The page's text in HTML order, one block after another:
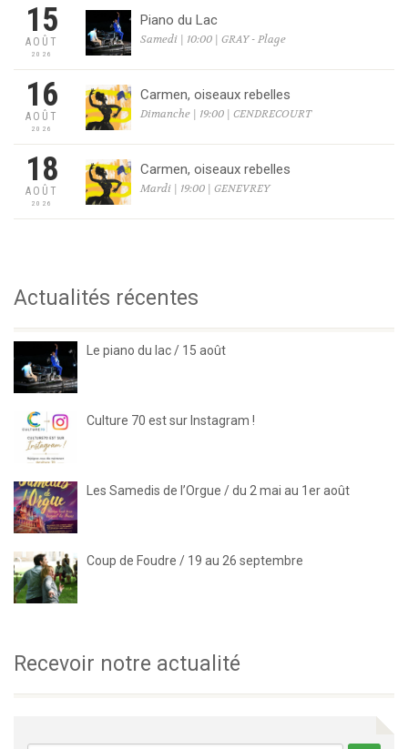
15
AOÛT
2026
Piano du Lac
Samedi | 10:00 | GRAY - Plage
16
AOÛT
2026
Carmen, oiseaux rebelles
Dimanche | 19:00 | CENDRECOURT
18
AOÛT
2026
Carmen, oiseaux rebelles
Mardi | 19:00 | GENEVREY
Actualités récentes
Le piano du lac / 15 août
Culture 70 est sur Instagram !
Les Samedis de l’Orgue / du 2 mai au 1er août
Coup de Foudre / 19 au 26 septembre
Recevoir notre actualité